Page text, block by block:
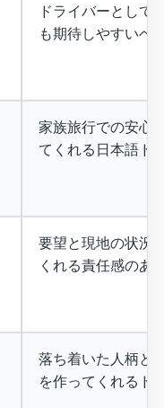
ドライバーとして
も期待しやすいベ
家族旅行での安心
てくれる日本語ド
要望と現地の状況
くれる責任感のあ
落ち着いた人柄と
を作ってくれるド